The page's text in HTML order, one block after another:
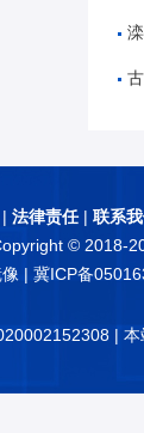
古
| 法律责任| 联系
© 2018-
| 冀ICP备
|